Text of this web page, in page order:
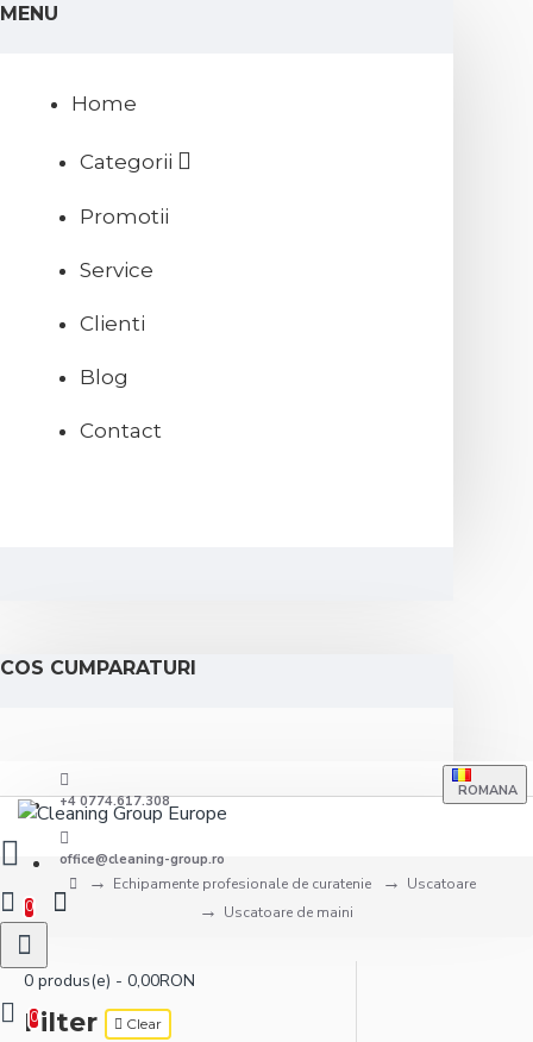
MENU
Home
Categorii
Promotii
Service
Clienti
Blog
Contact
COS CUMPARATURI
+4 0774.617.308
office@cleaning-group.ro
ROMANA
0
0 produs(e) - 0,00RON
0
Echipamente profesionale de curatenie
Uscatoare
Uscatoare de maini
Filter Clear